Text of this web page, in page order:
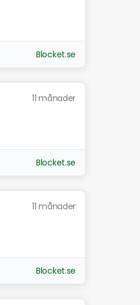
Blocket.se
11 månader
Blocket.se
11 månader
Blocket.se